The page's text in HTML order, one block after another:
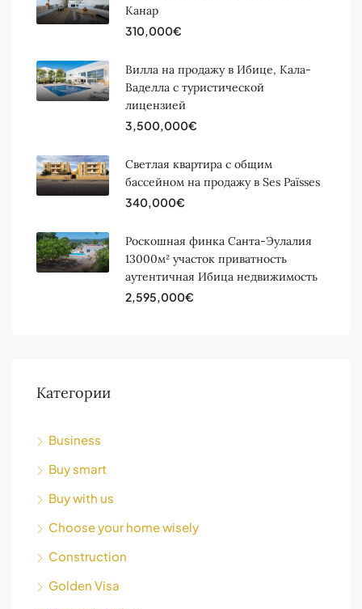
Канар
310,000€
Вилла на продажу в Ибице, Кала-
Ваделла с туристической
лицензией
3,500,000€
Светлая квартира с общим
бассейном на продажу в Ses Païsses
340,000€
Роскошная финка Санта-Эулалия
13000м² участок приватность
аутентичная Ибица недвижимость
2,595,000€
Категории
Business
Buy smart
Buy with us
Choose your home wisely
Construction
Golden Visa